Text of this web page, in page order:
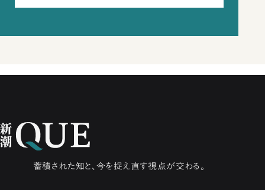
蓄積された知と、今を捉え直す視点が交わる。